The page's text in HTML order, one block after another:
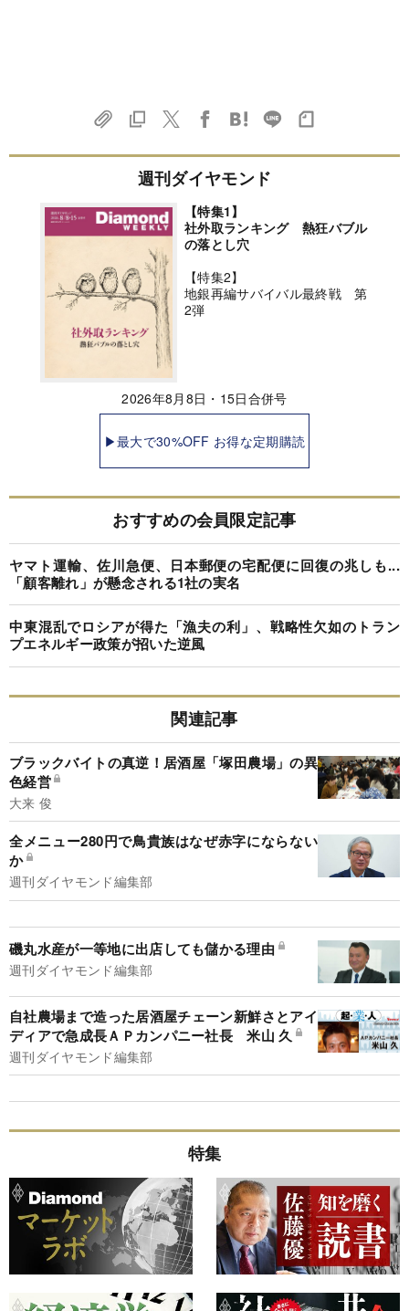
週刊ダイヤモンド
【特集1】
社外取ランキング 熱狂バブル
の落とし穴
【特集2】
地銀再編サバイバル最終戦 第
2弾
2026年8月8日・15日合併号
▶最大で30%OFF お得な定期購読
おすすめの会員限定記事
ヤマト運輸、佐川急便、日本郵便の宅配便に回復の兆しも...
「顧客離れ」が懸念される1社の実名
中東混乱でロシアが得た「漁夫の利」、戦略性欠如のトラン
プエネルギー政策が招いた逆風
関連記事
ブラックバイトの真逆！居酒屋「塚田農場」の異
色経営
大来 俊
全メニュー280円で鳥貴族はなぜ赤字にならない
か
週刊ダイヤモンド編集部
磯丸水産が一等地に出店しても儲かる理由
週刊ダイヤモンド編集部
自社農場まで造った居酒屋チェーン新鮮さとアイ
ディアで急成長ＡＰカンパニー社長 米山 久
週刊ダイヤモンド編集部
特集